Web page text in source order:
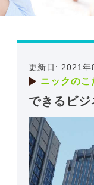
更新日: 2021年
ニックのこ
できるビ